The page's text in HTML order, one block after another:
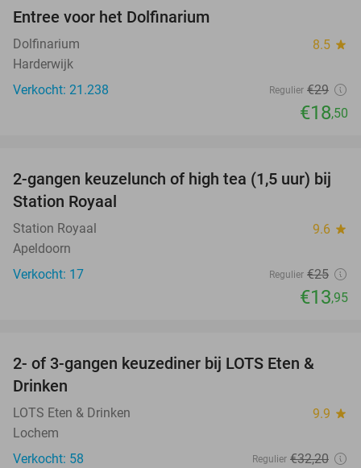
Entree voor het Dolfinarium
Dolfinarium 8.5 star
Harderwijk
Verkocht: 21.238
Regulier €29
€18,50
44%
2-gangen keuzelunch of high tea (1,5 uur) bij
Station Royaal
Station Royaal 9.6 star
Apeldoorn
Verkocht: 17
Regulier €25
€13,95
38%
2- of 3-gangen keuzediner bij LOTS Eten &
Drinken
LOTS Eten & Drinken 9.9 star
Lochem
Verkocht: 58
Regulier €32,20